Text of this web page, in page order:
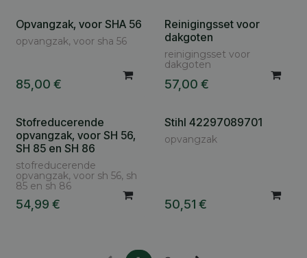
Opvangzak, voor SHA 56
opvangzak, voor sha 56
85,00 €
Reinigingsset voor
dakgoten
reinigingsset voor
dakgoten
57,00 €
Stofreducerende
opvangzak, voor SH 56,
SH 85 en SH 86
stofreducerende
opvangzak, voor sh 56, sh
85 en sh 86
54,99 €
Stihl 42297089701
opvangzak
50,51 €